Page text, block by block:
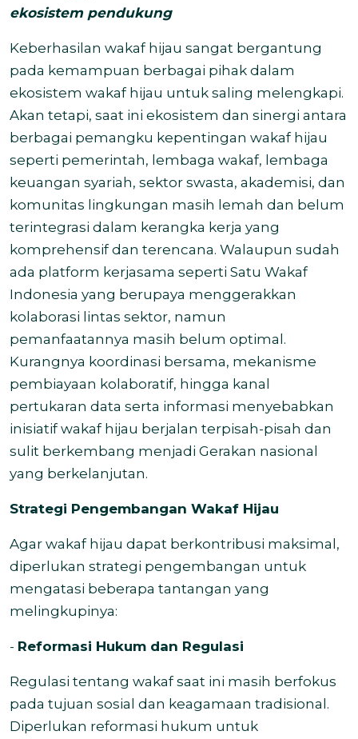
ekosistem pendukung
Keberhasilan wakaf hijau sangat bergantung
pada kemampuan berbagai pihak dalam
ekosistem wakaf hijau untuk saling melengkapi.
Akan tetapi, saat ini ekosistem dan sinergi antara
berbagai pemangku kepentingan wakaf hijau
seperti pemerintah, lembaga wakaf, lembaga
keuangan syariah, sektor swasta, akademisi, dan
komunitas lingkungan masih lemah dan belum
terintegrasi dalam kerangka kerja yang
komprehensif dan terencana. Walaupun sudah
ada platform kerjasama seperti Satu Wakaf
Indonesia yang berupaya menggerakkan
kolaborasi lintas sektor, namun
pemanfaatannya masih belum optimal.
Kurangnya koordinasi bersama, mekanisme
pembiayaan kolaboratif, hingga kanal
pertukaran data serta informasi menyebabkan
inisiatif wakaf hijau berjalan terpisah-pisah dan
sulit berkembang menjadi Gerakan nasional
yang berkelanjutan.
Strategi Pengembangan Wakaf Hijau
Agar wakaf hijau dapat berkontribusi maksimal,
diperlukan strategi pengembangan untuk
mengatasi beberapa tantangan yang
melingkupinya:
- Reformasi Hukum dan Regulasi
Regulasi tentang wakaf saat ini masih berfokus
pada tujuan sosial dan keagamaan tradisional.
Diperlukan reformasi hukum untuk